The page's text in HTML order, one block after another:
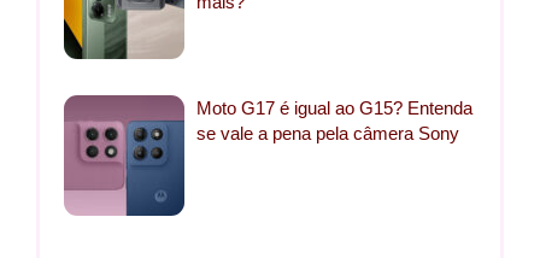
Moto G17 é igual ao G15? Entenda
se vale a pena pela câmera Sony